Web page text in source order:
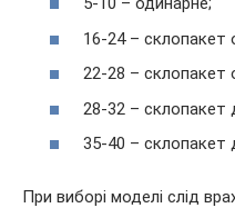
16-24 – склопакет
22-28 – склопакет
28-32 – склопакет
35-40 – склопакет
При виборі моделі слід